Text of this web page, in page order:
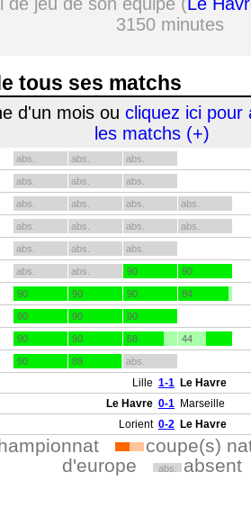
3150 minutes
tous ses matchs
d'un mois ou cliquez ici pour
les matchs (+)
abs. abs. abs.
abs. abs. abs.
abs. abs. abs. abs.
abs. abs. abs. abs.
abs. abs. abs.
abs. abs. 90 90
90 90 90 84
90 90 90
90 90 68 44
90 89 abs.
Lille 1-1 Le Havre
Le Havre 0-1 Marseille
Lorient 0-2 Le Havre
coupe(s)
d'europe
abs. absent